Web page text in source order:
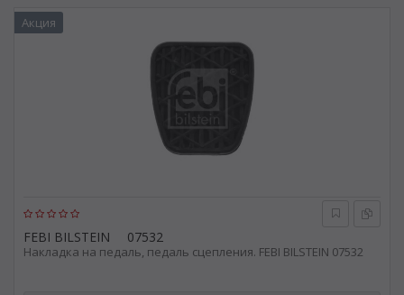
FEBI BILSTEIN 07532
Накладка на педаль, педаль сцепления. FEBI BILSTEIN 07532
Акция